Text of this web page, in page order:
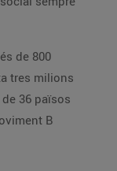
de 800
tres milions
36 països
B